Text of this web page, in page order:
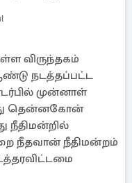
விருந்தகம்
நடத்தப்பட்ட
முன்னாள்
தென்னகோன்
நீதிமன்றில்
நீதவான் நீதிமன்றம்